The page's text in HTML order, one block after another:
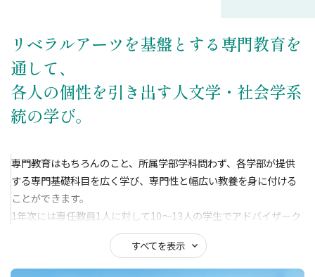
リベラルアーツを基盤とする専門教育を
通して、
各人の個性を引き出す人文学・社会学系
統の学び。
専門教育はもちろんのこと、所属学部学科問わず、各学部が提供
する専門基礎科目を広く学び、専門性と幅広い教養を身に付ける
ことができます。
1年次には専任教員1人に対して10〜13人の学生でアドバイザーク
ラスが構成され、手厚くサポート。また1学年500名程度、授業も
8割が50人以下のクラスで、教員と学生、学生同士が少人数制なら
ではのフレンドリーな雰囲気の中で学びを深めています。その良
すべてを表示